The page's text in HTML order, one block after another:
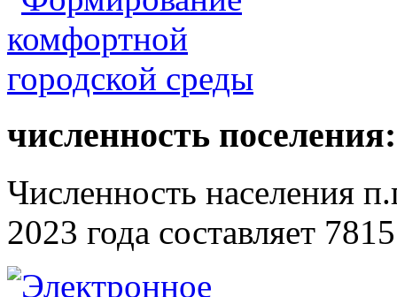
численность поселения:
Численность населения
2023 года составляет